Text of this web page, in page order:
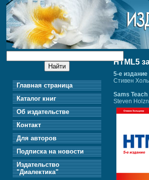
HTML5
5-е издание
Стивен
Sams
Steven
Главная страница
Каталог книг
Об издательстве
Контакт
Для авторов
Подписка на новости
Издательство
"Диалектика"